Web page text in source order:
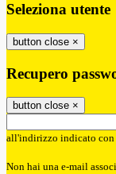
Seleziona utente
button close ×
Recupero
button close ×
all'indirizzo indicato con
Non hai una e-mail